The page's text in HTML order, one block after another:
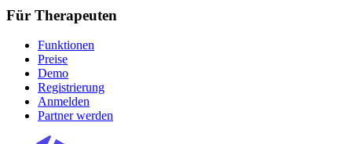
Für Therapeuten
Funktionen
Preise
Demo
Registrierung
Anmelden
Partner werden